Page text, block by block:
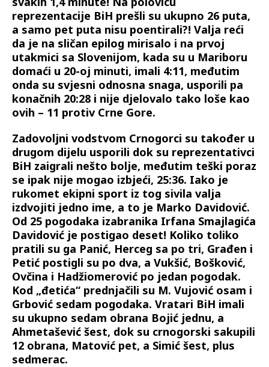
reprezentacije BiH prešli su ukupno 26 puta,
a samo pet puta nisu poentirali?! Valja reći
da je na sličan epilog mirisalo i na prvoj
utakmici sa Slovenijom, kada su u Mariboru
domaći u 20-oj minuti, imali 4:11, međutim
onda su svjesni odnosna snaga, usporili pa
konačnih 20:28 i nije djelovalo tako loše kao
ovih – 11 protiv Crne Gore.
Zadovoljni vodstvom Crnogorci su također u
drugom dijelu usporili dok su reprezentativci
BiH zaigrali nešto bolje, međutim teški poraz
se ipak nije mogao izbjeći, 25:36. Iako je
rukomet ekipni sport iz tog sivila valja
izdvojiti jedno ime, a to je Marko Davidović.
Od 25 pogodaka izabranika Irfana Smajlagića
Davidović je postigao deset! Koliko toliko
pratili su ga Panić, Herceg sa po tri, Građen i
Petić postigli su po dva, a Vukšić, Bošković,
Ovčina i Hadžiomerović po jedan pogodak.
Kod „đetića“ prednjačili su M. Vujović osam i
Grbović sedam pogodaka. Vratari BiH imali
su ukupno sedam obrana Bojić jednu, a
Ahmetašević šest, dok su crnogorski sakupili
12 obrana, Matović pet, a Simić šest, plus
sedmerac.